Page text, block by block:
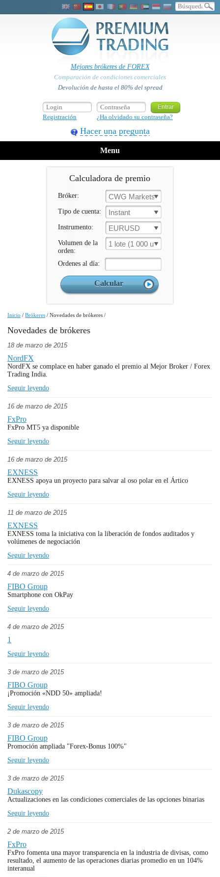
Mejores brókeres de FOREX
Comparación de condiciones comerciales
Devolución de hasta el 80% del spread
Registración ¿Ha olvidado su contraseña?
Hacer una pregunta
Menu
Calculadora de premio
Bróker: CWG Markets
Tipo de cuenta: Instant
Instrumento: EURUSD
Volumen de la
orden:
1 lote (1 000 un.)
Ordenes al día:
Inicio / Brókeres / Novedades de brókeres /
Novedades de brókeres
18 de marzo de 2015
NordFX
NordFX se complace en haber ganado el premio al Mejor Broker / Forex
Trading India.
Seguir leyendo
16 de marzo de 2015
FxPro
FxPro MT5 ya disponible
Seguir leyendo
16 de marzo de 2015
EXNESS
EXNESS apoya un proyecto para salvar al oso polar en el Ártico
Seguir leyendo
11 de marzo de 2015
EXNESS
EXNESS toma la iniciativa con la liberación de fondos auditados y
volúmenes de negociación
Seguir leyendo
4 de marzo de 2015
FIBO Group
Smartphone con OkPay
Seguir leyendo
4 de marzo de 2015
1
Seguir leyendo
3 de marzo de 2015
FIBO Group
¡Promoción «NDD 50» ampliada!
Seguir leyendo
3 de marzo de 2015
FIBO Group
Promoción ampliada "Forex-Bonus 100%"
Seguir leyendo
3 de marzo de 2015
Dukascopy
Actualizaciones en las condiciones comerciales de las opciones binarias
Seguir leyendo
2 de marzo de 2015
FxPro
FxPro fomenta una mayor transparencia en la industria de divisas, como
resultado, el aumento de las operaciones diarias promedio en un 104%
interanual